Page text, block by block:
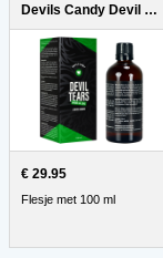
Devils Candy Devil Tears
€ 29.95
Flesje met 100 ml